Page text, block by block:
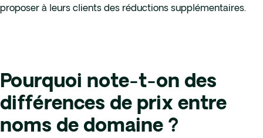
proposer à leurs clients des réductions supplémentaires.
Pourquoi note-t-on des
différences de prix entre
noms de domaine ?